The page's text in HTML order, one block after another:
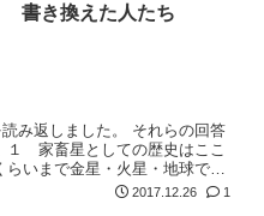
書き換えた人たち
み返しました。 それらの回答
１ 家畜星としての歴史はここ
いまで金星・火星・地球で三
ヤーヴェ）は転生目的でアヌ
2017.12.26 1